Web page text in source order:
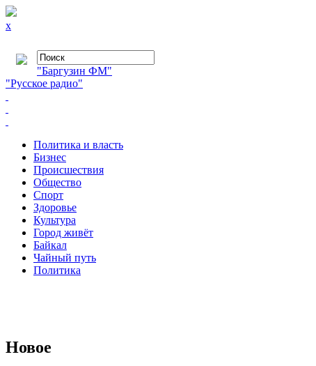
x
"Баргузин ФМ"
"Русское радио"
Политика и власть
Бизнес
Происшествия
Общество
Cпорт
Здоровье
Культура
Город живёт
Байкал
Чайный путь
Политика
Новое